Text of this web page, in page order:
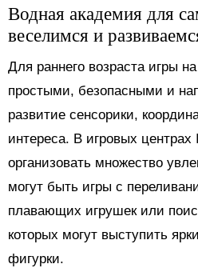
Водная академия для
веселимся и
Для раннего возраста игры
простыми, безопасными и
развитие сенсорики,
интереса. В игровых
организовать множество
могут быть игры с
плавающих игрушек или
которых могут выступить
фигурки.